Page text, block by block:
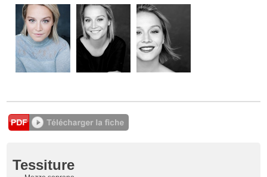
Tessiture